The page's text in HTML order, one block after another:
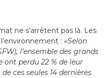
ne s’arrêtent pas là. Les
:«Selon
l’ensemble des grands
ont perdu 22 % de leur
ces seules 14 dernières